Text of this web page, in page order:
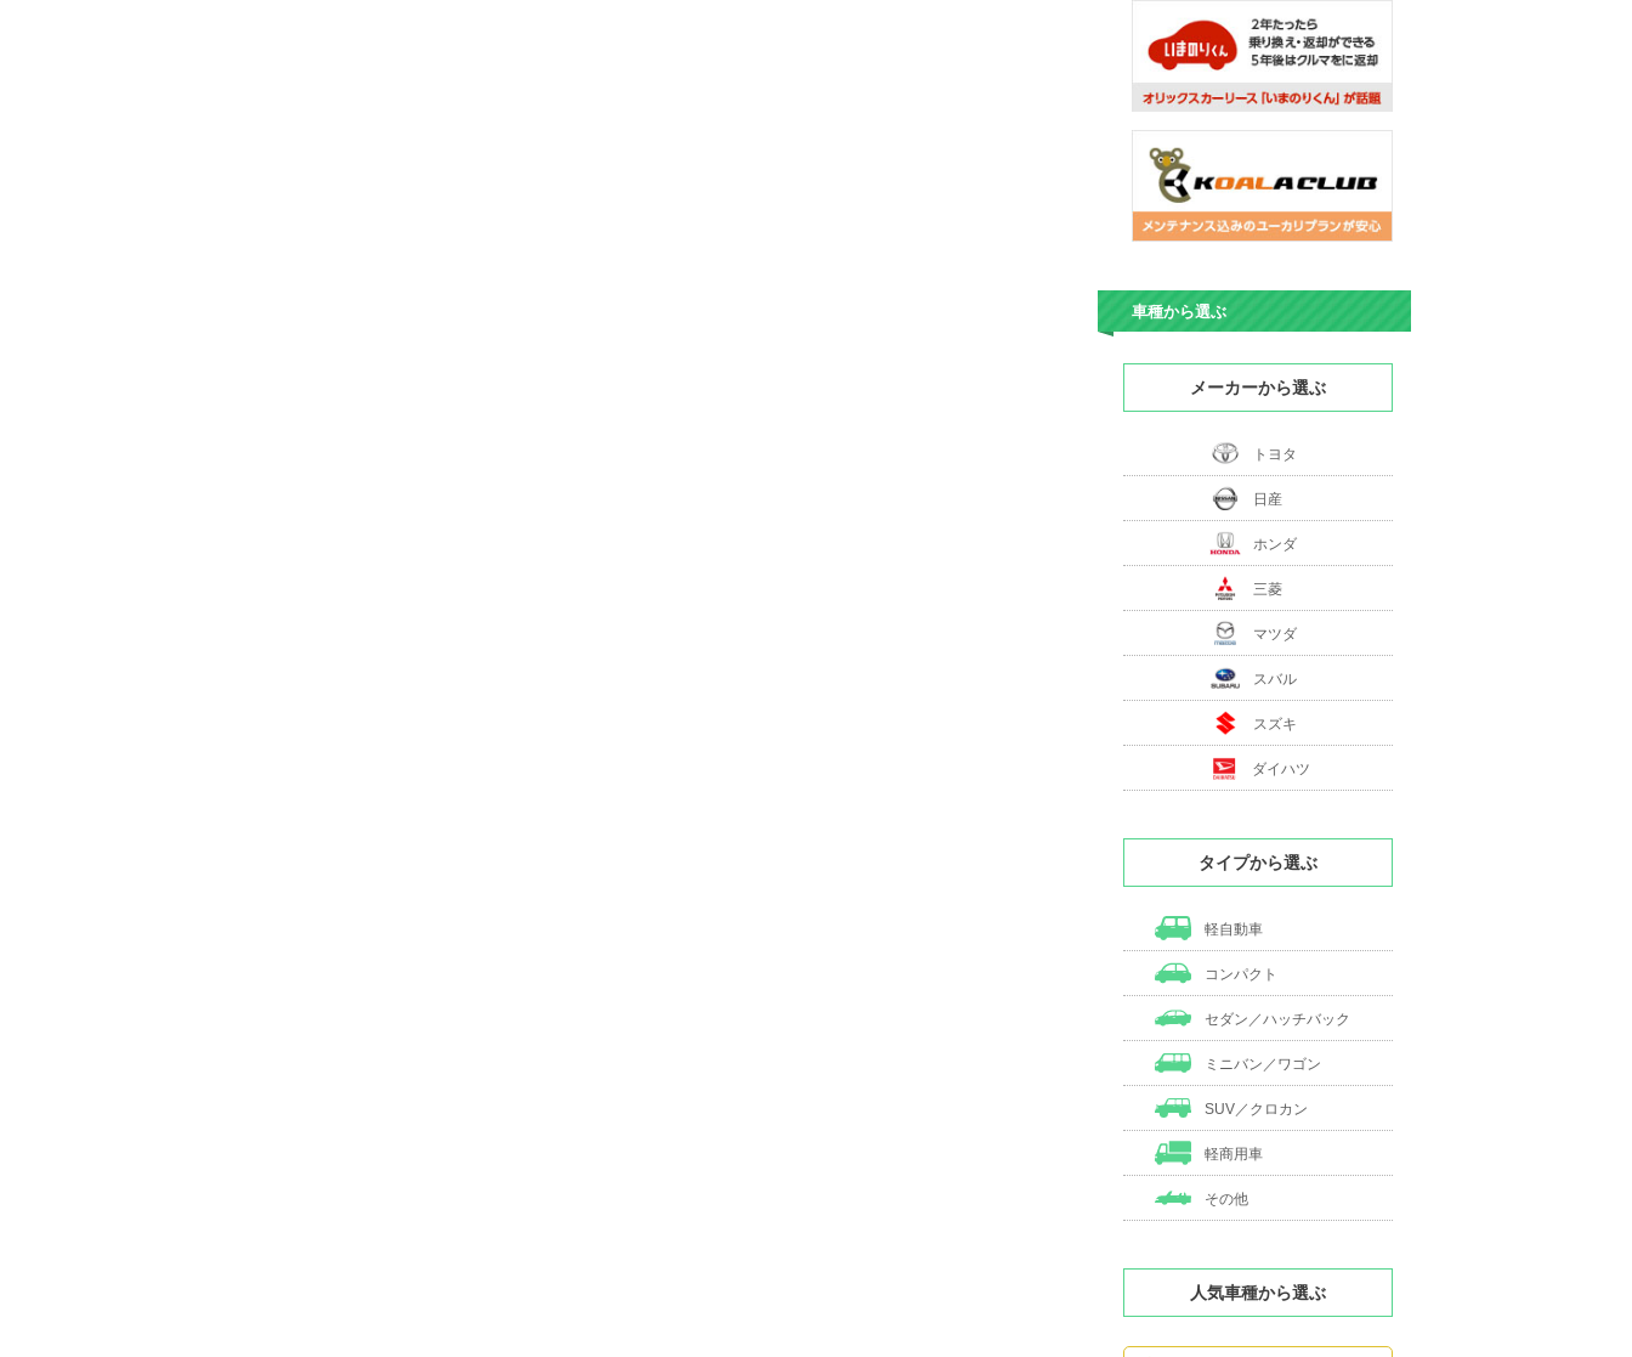
車種から選ぶ
メーカーから選ぶ
トヨタ
日産
ホンダ
三菱
マツダ
スバル
スズキ
ダイハツ
タイプから選ぶ
軽自動車
コンパクト
セダン／ハッチバック
ミニバン／ワゴン
SUV／クロカン
軽商用車
その他
人気車種から選ぶ